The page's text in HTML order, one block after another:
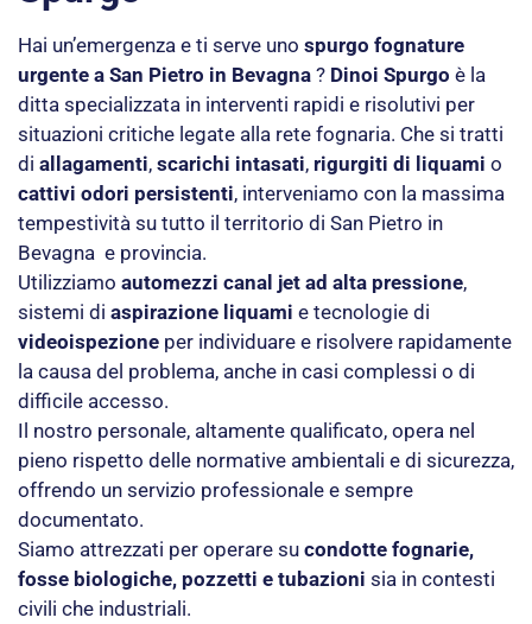
Hai un’emergenza e ti serve uno spurgo fognature
urgente a San Pietro in Bevagna ? Dinoi Spurgo è la
ditta specializzata in interventi rapidi e risolutivi per
situazioni critiche legate alla rete fognaria. Che si tratti
di allagamenti, scarichi intasati, rigurgiti di liquami o
cattivi odori persistenti, interveniamo con la massima
tempestività su tutto il territorio di San Pietro in
Bevagna e provincia.
Utilizziamo automezzi canal jet ad alta pressione,
sistemi di aspirazione liquami e tecnologie di
videoispezione per individuare e risolvere rapidamente
la causa del problema, anche in casi complessi o di
difficile accesso.
Il nostro personale, altamente qualificato, opera nel
pieno rispetto delle normative ambientali e di sicurezza,
offrendo un servizio professionale e sempre
documentato.
Siamo attrezzati per operare su condotte fognarie,
fosse biologiche, pozzetti e tubazioni sia in contesti
civili che industriali.